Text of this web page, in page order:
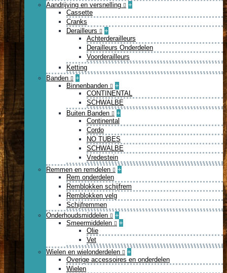
Aandrijving en versnelling
+
Cassette
Cranks
Derailleurs
+
Achterderailleurs
Derailleurs Onderdelen
Voorderailleurs
Ketting
Banden
+
Binnenbanden
+
CONTINENTAL
SCHWALBE
Buiten Banden
+
Continental
Cordo
NO TUBES
SCHWALBE
Vredestein
Remmen en remdelen
+
Rem onderdelen
Remblokken schijfrem
Remblokken velg
Schijfremmen
Onderhoudsmiddelen
+
Smeermiddelen
+
Olie
Vet
Wielen en wielonderdelen
+
Overige accessoires en onderdelen
Wielen